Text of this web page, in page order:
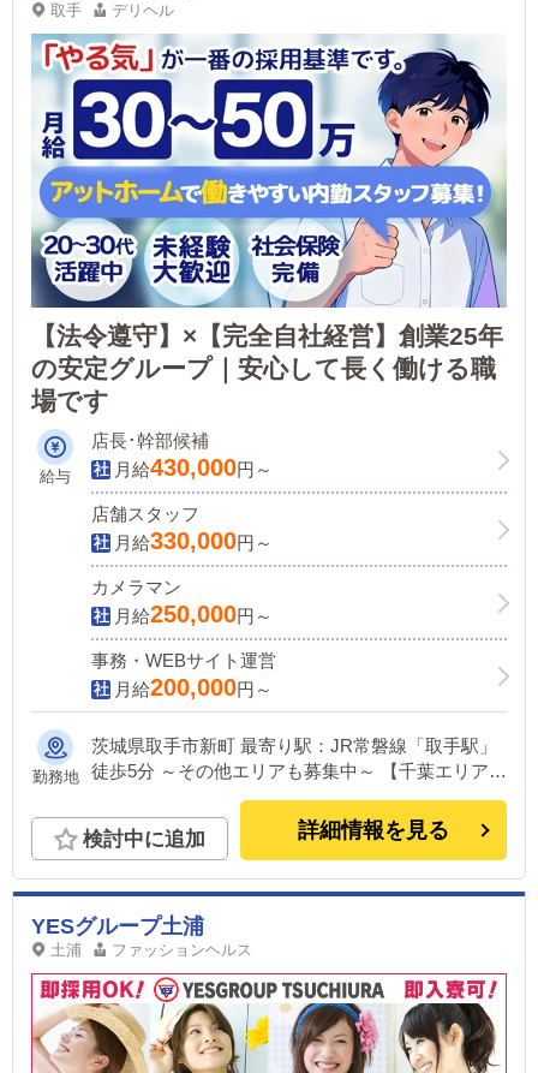
取手 デリヘル
【法令遵守】×【完全自社経営】創業25年
の安定グループ｜安心して長く働ける職
場です
給与
店長･幹部候補
月給430,000円～
店舗スタッフ
月給330,000円～
カメラマン
月給250,000円～
事務・WEBサイト運営
月給200,000円～
勤務地
茨城県取手市新町 最寄り駅：JR常磐線「取手駅」
徒歩5分 ～その他エリアも募集中～ 【千葉エリア】
千葉・松戸・馬橋・柏・成田 【埼玉エリア】 越
谷・西川口・春日部・久喜 【東京エリア】 鶯谷・
池袋 ※新店続々計画中！
検討中に追加 詳細情報を見る
YESグループ土浦
土浦 ファッションヘルス